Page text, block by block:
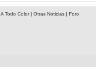
A Todo Color| Otras Noticias| Foro